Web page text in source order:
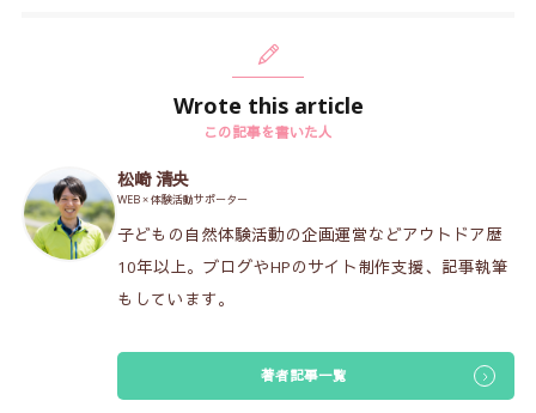
Wrote this article
この記事を書いた人
松崎 清央
WEB × 体験活動サポーター
子どもの自然体験活動の企画運営などアウトドア歴
10年以上。ブログやHPのサイト制作支援、記事執筆
もしています。
著者記事一覧